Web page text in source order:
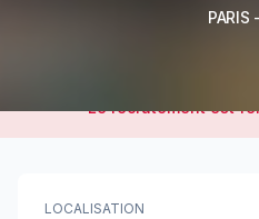
PARIS -
Le recrutement est
LOCALISATION